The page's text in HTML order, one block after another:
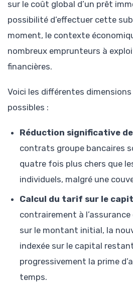
sur le coût global d’un prêt
possibilité d’effectuer cette
moment, le contexte
nombreux emprunteurs à
financières.
Voici les différentes
possibles :
Réduction significative
contrats groupe bancaires
quatre fois plus chers que
individuels, malgré une
Calcul du tarif sur le
contrairement à l’assurance
sur le montant initial, la
indexée sur le capital
progressivement la prime
temps.